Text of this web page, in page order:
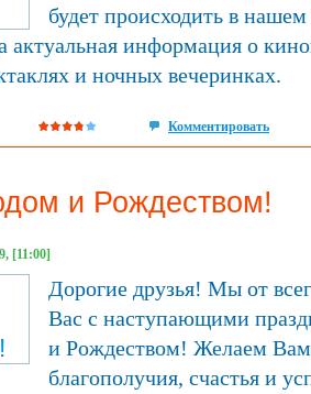
будет происходить в
актуальная информация о
и ночных вечеринках.
Комментировать
и Рождеством!
[11:00]
Дорогие друзья! Мы от
Вас с наступающими
и Рождеством! Желаем
благополучия, счастья и